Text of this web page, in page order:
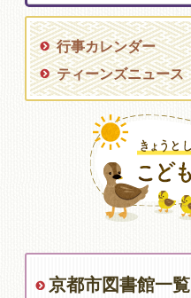
行事カレンダー
ティーンズニュース
京都市図書館一覧